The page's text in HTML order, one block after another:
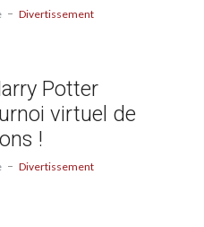
Divertissement
Potter
virtuel de
!
Divertissement